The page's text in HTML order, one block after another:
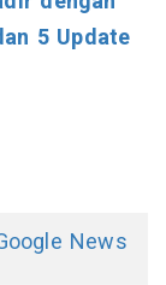
5 Update
News